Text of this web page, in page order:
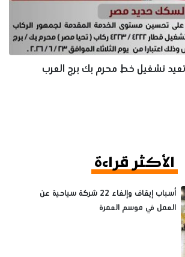
تشغيل خط محرم بك برج العرب
الأكثر قراءة
أسباب إيقاف وإلغاء 22 شركة سياحية عن
العمل في موسم العمرة